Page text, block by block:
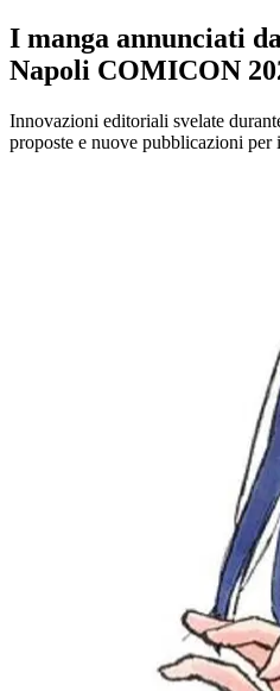
I manga annunciati
Napoli COMICON
Innovazioni editoriali svelate
proposte e nuove pubblicazioni per